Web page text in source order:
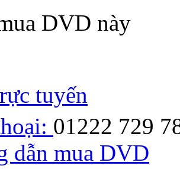
DVD này
tuyến
01222 729
dẫn mua DVD